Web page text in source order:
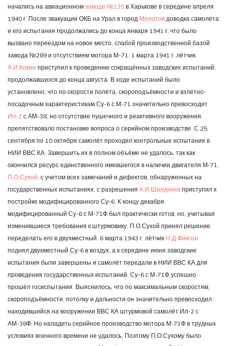
начались на авиационном заводе №135 в Харькове в середине апреля
1940 г. После эвакуации ОКБ на Урал в город Молотов доводка самолета
и его испытания продолжались до конца января 1941 г, что было
вызвано переездом на новое место, слабой производственной базой
завода №289 и отсутствием мотора М-71. 1 марта 1941 г. лётчик
А.И.Кокин приступил к проведению сокращённых заводских испытаний,
продолжавшихся до конца августа. В ходе испытаний было
установлено, что по скорости полёта, скороподъёмности и взлётно-
посадочным характеристикам Су-6 с М-71 значительно превосходит
Ил-2 с АМ-38, но отсутствие пушечного и реактивного вооружения
препятствовало постановке вопроса о серийном производстве. С 25
сентября по 10 октября самолёт проходил контрольные испытания в
НИИ ВВС КА. Завершить их в полном объёме не удалось, так как
окончился ресурс единственного имевшегося в наличии двигателя М-71.
П.О.Сухой, с учетом всех замечаний и дефектов, обнаруженных на
государственных испытаниях, с разрешения А.И.Шахурина приступил к
постройке модифицированного Су-6. К концу декабря
модифицированный Су-6 с М-71Ф был практически готов, но, учитывая
изменившиеся требования к штурмовику, П.О.Сухой принял решение
переделать его в двухместный. 6 марта 1943 г. лётчик Н.Д.Фиксон
поднял двухместный Су-6 в воздух, а к середине июня заводские
испытания были завершены и самолёт передали в НИИ ВВС КА для
проведения государственных испытаний. Су-6 с М-71Ф успешно
прошёл госиспытания. Выяснилось, что по максимальным скоростям,
скороподъёмности, потолку и дальности он значительно превосходил
находившийся на вооружении ВВС КА штурмовой самолёт Ил-2 с
АМ-38Ф. Но наладить серийное производство мотора М-71Ф в трудных
условиях военного времени не удалось. Поэтому П.О.Сухому было